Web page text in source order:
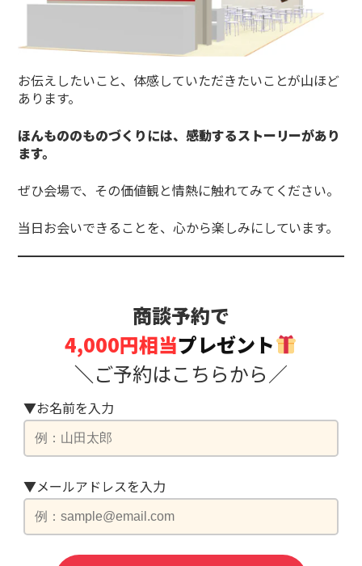
お伝えしたいこと、体感していただきたいことが山ほど
あります。
ほんもののものづくりには、感動するストーリーがあり
ます。
ぜひ会場で、その価値観と情熱に触れてみてください。
当日お会いできることを、心から楽しみにしています。
商談予約で
4,000円相当プレゼント
＼ ご予約はこちらから／
▼お名前を入力
▼メールアドレスを入力